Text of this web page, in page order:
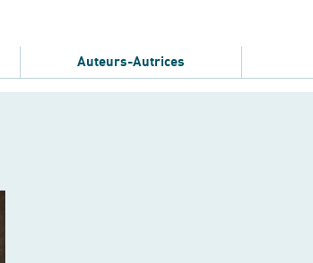
Auteurs-Autrices